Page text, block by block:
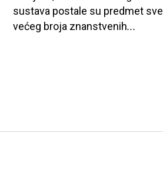
sustava postale su predmet sve
većeg broja znanstvenih...